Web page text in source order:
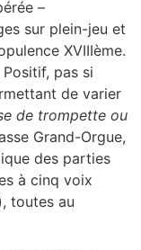
–
sur plein-jeu et
XVIIIème.
pas si
de varier
de trompette ou
Grand-Orgue,
des parties
à cinq voix
toutes au